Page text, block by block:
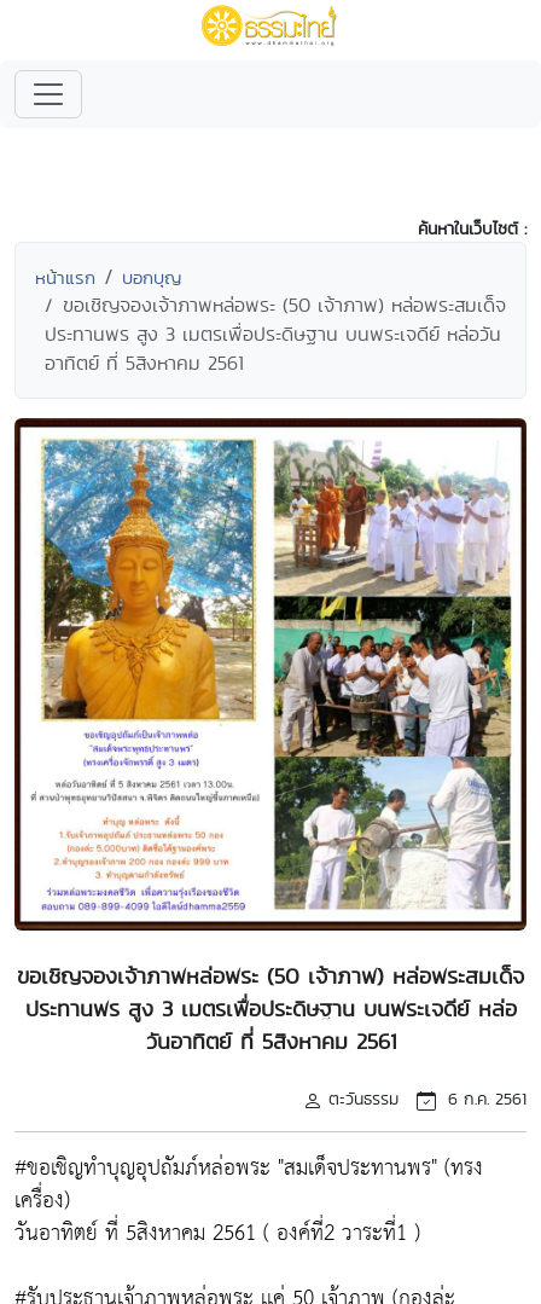
ค้นหาในเว็บไซต์ :
หน้าแรก บอกบุญ
ขอเชิญจองเจ้าภาพหล่อพระ (50 เจ้าภาพ) หล่อพระสมเด็จ
ประทานพร สูง 3 เมตรเพื่อประดิษฐาน บนพระเจดีย์ หล่อวัน
อาทิตย์ ที่ 5สิงหาคม 2561
ขอเชิญจองเจ้าภาพหล่อพระ (50 เจ้าภาพ) หล่อพระสมเด็จ
ประทานพร สูง 3 เมตรเพื่อประดิษฐาน บนพระเจดีย์ หล่อ
วันอาทิตย์ ที่ 5สิงหาคม 2561
ตะวันธรรม 6 ก.ค. 2561
#ขอเชิญทำบุญอุปถัมภ์หล่อพระ "สมเด็จประทานพร" (ทรง
เครื่อง)
วันอาทิตย์ ที่ 5สิงหาคม 2561 ( องค์ที่2 วาระที่1 )